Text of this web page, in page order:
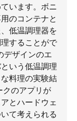
います。ボニ
のコンテナと
低温調理器を
することがで
デザインのエ
いう低温調理
料理の実験結
クのアプリが
とハードウェ
て考えられる